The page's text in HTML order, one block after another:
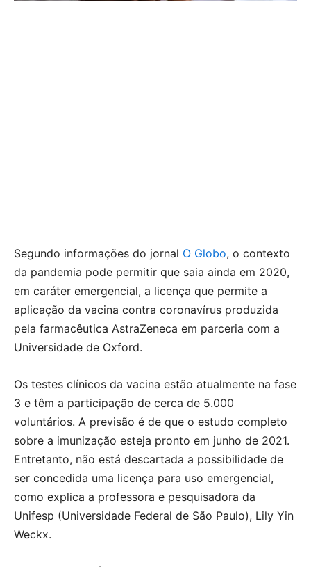
Segundo informações do jornal O Globo, o contexto
da pandemia pode permitir que saia ainda em 2020,
em caráter emergencial, a licença que permite a
aplicação da vacina contra coronavírus produzida
pela farmacêutica AstraZeneca em parceria com a
Universidade de Oxford.
Os testes clínicos da vacina estão atualmente na fase
3 e têm a participação de cerca de 5.000
voluntários. A previsão é de que o estudo completo
sobre a imunização esteja pronto em junho de 2021.
Entretanto, não está descartada a possibilidade de
ser concedida uma licença para uso emergencial,
como explica a professora e pesquisadora da
Unifesp (Universidade Federal de São Paulo), Lily Yin
Weckx.